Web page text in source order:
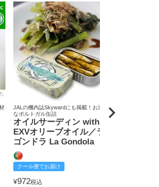
JALの機内誌Skywardにも掲載！お洒落
なポルトガル缶詰
オイルサーディン with
EXVオリーブオイル／ラ
ゴンドラ La Gondola
クール便でお届け
¥972税込